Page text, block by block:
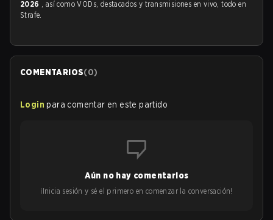
2026 , así como VODs, destacados y transmisiones en vivo, todo en
Strafe.
COMENTARIOS(0)
Login para comentar en este partido
Aún no hay comentarios
¡Inicia sesión y sé el primero en comenzar la conversación!